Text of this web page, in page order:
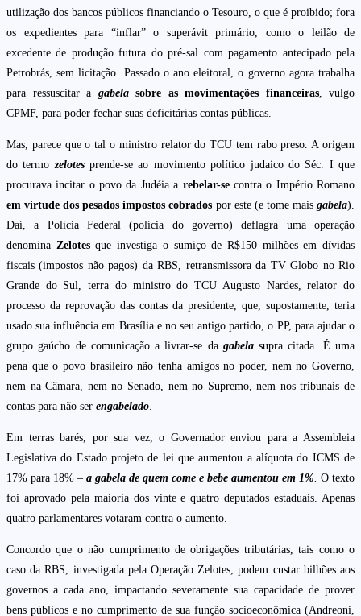
utilização dos bancos públicos financiando o Tesouro, o que é proibido; fora
os expedientes para “inflar” o superávit primário, como o leilão de
excedente de produção futura do pré-sal com pagamento antecipado pela
Petrobrás, sem licitação. Passado o ano eleitoral, o governo agora trabalha
para ressuscitar a gabela sobre as movimentações financeiras, vulgo
CPMF, para poder fechar suas deficitárias contas públicas.
Mas, parece que o tal o ministro relator do TCU tem rabo preso. A origem
do termozelotesprende-se ao movimento político judaico do Séc. I que
procurava incitar o povo da Judéia a rebelar-secontra o Império Romano
em virtude dos pesados impostos cobrados por este (e tome maisgabela).
Daí, a Polícia Federal (polícia do governo) deflagra uma operação
denomina Zelotesque investiga o sumiço de R$150 milhões em dívidas
fiscais (impostos não pagos) da RBS, retransmissora da TV Globo no Rio
Grande do Sul, terra do ministro do TCU Augusto Nardes, relator do
processo da reprovação das contas da presidente, que, supostamente, teria
usado sua influência em Brasília e no seu antigo partido, o PP, para ajudar o
grupo gaúcho de comunicação a livrar-se da gabelasupra citada. É uma
pena que o povo brasileiro não tenha amigos no poder, nem no Governo,
nem na Câmara, nem no Senado, nem no Supremo, nem nos tribunais de
contas para não ser engabelado.
Em terras barés, por sua vez, o Governador enviou para a Assembleia
Legislativa do Estado projeto de lei que aumentou a alíquota do ICMS de
17% para 18% – a gabela de quem come e bebe aumentou em 1%. O texto
foi aprovado pela maioria dos vinte e quatro deputados estaduais. Apenas
quatro parlamentares votaram contra o aumento.
Concordo que o não cumprimento de obrigações tributárias, tais como o
caso da RBS, investigada pela Operação Zelotes, podem custar bilhões aos
governos a cada ano, impactando severamente sua capacidade de prover
bens públicos e no cumprimento de sua função socioeconômica (Andreoni,